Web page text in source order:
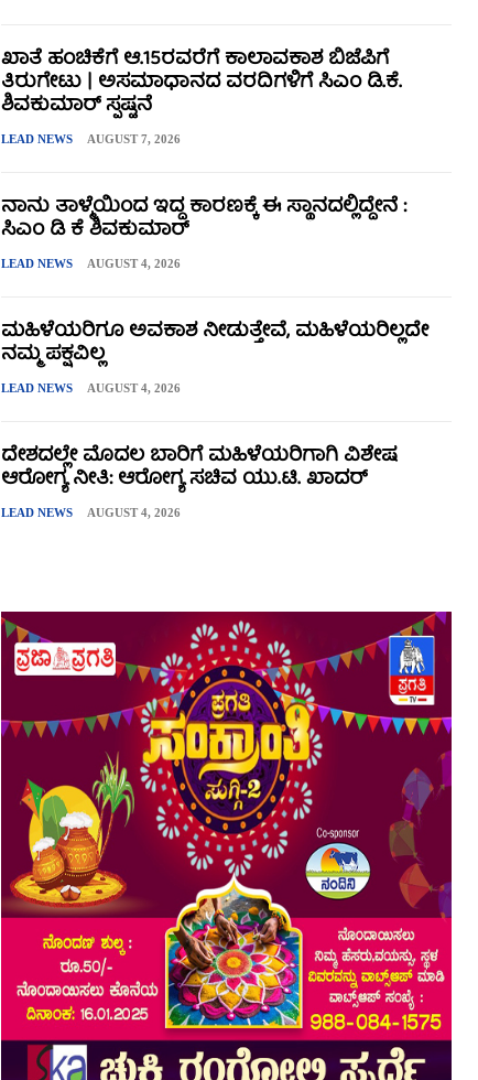
ಖಾತೆ ಹಂಚಿಕೆಗೆ ಆ.15ರವರೆಗೆ ಕಾಲಾವಕಾಶ ಬಿಜೆಪಿಗೆ
ತಿರುಗೇಟು | ಅಸಮಾಧಾನದ ವರದಿಗಳಿಗೆ ಸಿಎಂ ಡಿ.ಕೆ.
ಶಿವಕುಮಾರ್ ಸ್ಪಷ್ಟನೆ
LEAD NEWS AUGUST 7, 2026
ನಾನು ತಾಳ್ಮೆಯಿಂದ ಇದ್ದ ಕಾರಣಕ್ಕೆ ಈ ಸ್ಥಾನದಲ್ಲಿದ್ದೇನೆ :
ಸಿಎಂ ಡಿ ಕೆ ಶಿವಕುಮಾರ್
LEAD NEWS AUGUST 4, 2026
ಮಹಿಳೆಯರಿಗೂ ಅವಕಾಶ ನೀಡುತ್ತೇವೆ, ಮಹಿಳೆಯರಿಲ್ಲದೇ
ನಮ್ಮ ಪಕ್ಷವಿಲ್ಲ
LEAD NEWS AUGUST 4, 2026
ದೇಶದಲ್ಲೇ ಮೊದಲ ಬಾರಿಗೆ ಮಹಿಳೆಯರಿಗಾಗಿ ವಿಶೇಷ
ಆರೋಗ್ಯ ನೀತಿ: ಆರೋಗ್ಯ ಸಚಿವ ಯು.ಟಿ. ಖಾದರ್
LEAD NEWS AUGUST 4, 2026